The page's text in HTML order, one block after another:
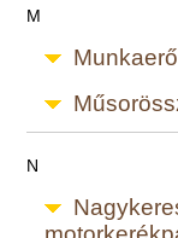
M
N